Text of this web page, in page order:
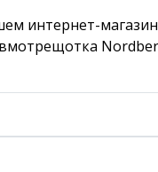
интернет-